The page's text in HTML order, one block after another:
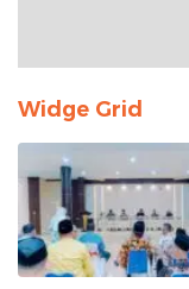
Widge Grid